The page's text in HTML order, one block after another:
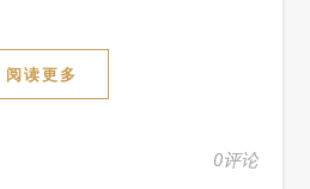
阅读更多
0评论